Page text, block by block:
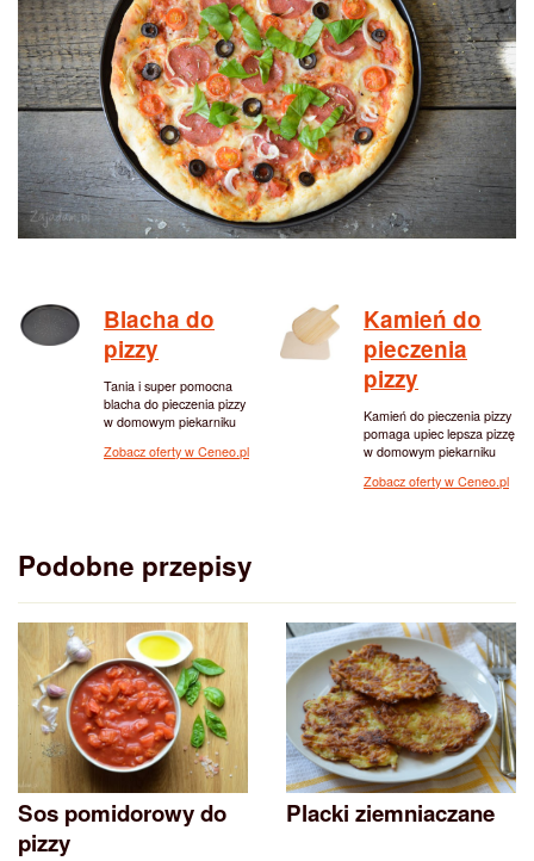
Blacha do
pizzy
Tania i super pomocna
blacha do pieczenia pizzy
w domowym piekarniku
Zobacz oferty w Ceneo.pl
Kamień do
pieczenia
pizzy
Kamień do pieczenia pizzy
pomaga upiec lepsza pizzę
w domowym piekarniku
Zobacz oferty w Ceneo.pl
Podobne przepisy
Sos pomidorowy do
pizzy
Placki ziemniaczane